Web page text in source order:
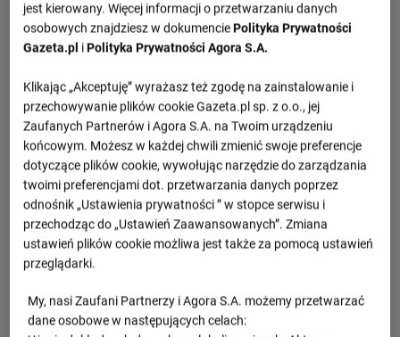
jest kierowany. Więcej informacji o przetwarzaniu danych
osobowych znajdziesz w dokumencie Polityka Prywatności
Gazeta.pl i Polityka Prywatności Agora S.A.
Klikając „Akceptuję” wyrażasz też zgodę na zainstalowanie i
przechowywanie plików cookie Gazeta.pl sp. z o.o., jej
Zaufanych Partnerów i Agora S.A. na Twoim urządzeniu
końcowym. Możesz w każdej chwili zmienić swoje preferencje
dotyczące plików cookie, wywołując narzędzie do zarządzania
twoimi preferencjami dot. przetwarzania danych poprzez
odnośnik „Ustawienia prywatności ” w stopce serwisu i
przechodząc do „Ustawień Zaawansowanych”. Zmiana
ustawień plików cookie możliwa jest także za pomocą ustawień
przeglądarki.
My, nasi Zaufani Partnerzy i Agora S.A. możemy przetwarzać
dane osobowe w następujących celach: